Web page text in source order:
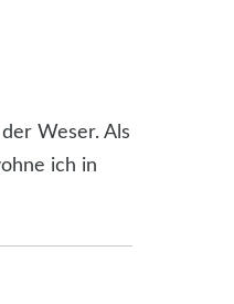
Weser. Als
ich in